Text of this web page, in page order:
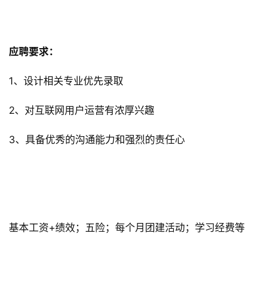
应聘要求：
1、设计相关专业优先录取
2、对互联网用户运营有浓厚兴趣
3、具备优秀的沟通能力和强烈的责任心
基本工资+绩效；五险；每个月团建活动；学习经费等